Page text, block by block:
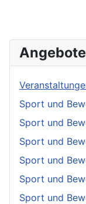
Angebote
Sport und
Sport und
Sport und
Sport und
Sport und
Sport und